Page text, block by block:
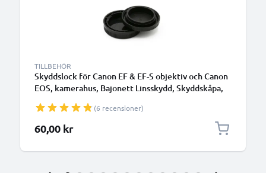
TILLBEHÖR
Skyddslock för Canon EF & EF-S objektiv och Canon
EOS, kamerahus, Bajonett Linsskydd, Skyddskåpa,
(6 recensioner)
60,00 kr